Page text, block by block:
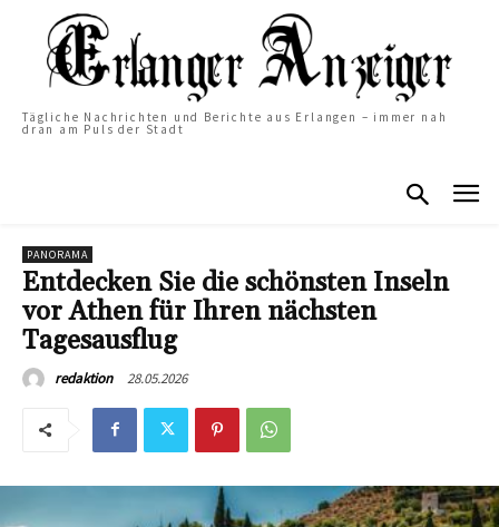
Tägliche Nachrichten und Berichte aus Erlangen – immer nah
dran am Puls der Stadt
PANORAMA
Entdecken Sie die schönsten Inseln
vor Athen für Ihren nächsten
Tagesausflug
redaktion 28.05.2026